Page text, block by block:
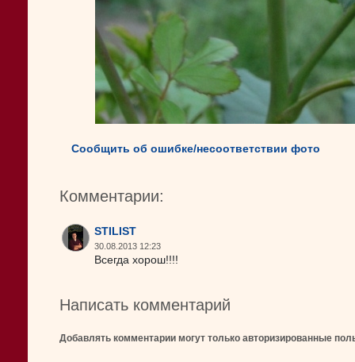
Сообщить об ошибке/несоответствии фото
Комментарии:
STILIST
30.08.2013 12:23
Всегда хорош!!!!
Написать комментарий
Добавлять комментарии могут только авторизированные